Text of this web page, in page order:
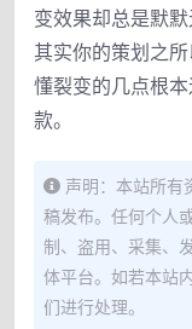
变效果却总是默默
其实你的策划之
懂裂变的几点根
款。
声明：本站所有
稿发布。任何个人
制、盗用、采集、
体平台。如若本站
们进行处理。